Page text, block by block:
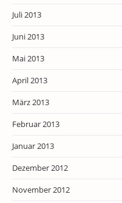
Juli 2013
Juni 2013
Mai 2013
April 2013
März 2013
Februar 2013
Januar 2013
Dezember 2012
November 2012